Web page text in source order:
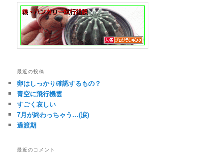
最近の投稿
卵はしっかり確認するもの？
青空に飛行機雲
すごく哀しい
7月が終わっちゃう…(涙)
過渡期
最近のコメント